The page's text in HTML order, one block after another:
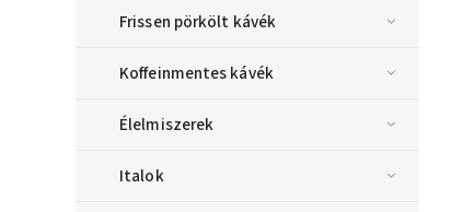
Frissen pörkölt kávék
Koffeinmentes kávék
Élelmiszerek
Italok